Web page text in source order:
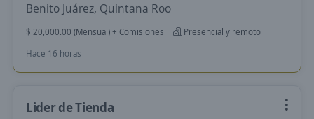
Benito Juárez, Quintana Roo
$ 20,000.00 (Mensual) + Comisiones
Presencial y remoto
Hace 16 horas
Lider de Tienda